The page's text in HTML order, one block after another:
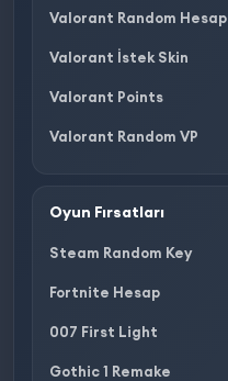
Valorant Random Hesap
Valorant İstek Skin
Valorant Points
Valorant Random VP
Oyun Fırsatları
Steam Random Key
Fortnite Hesap
007 First Light
Gothic 1 Remake